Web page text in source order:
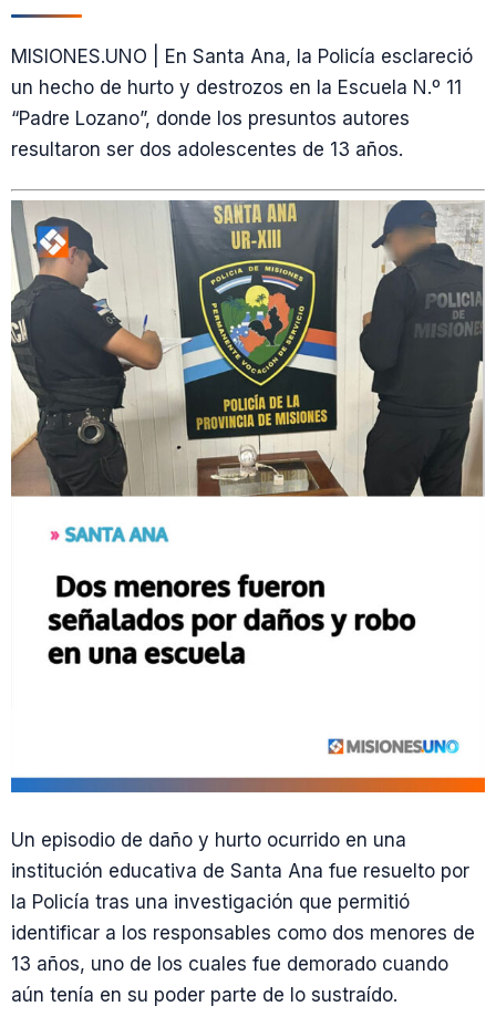
MISIONES.UNO | En Santa Ana, la Policía esclareció
un hecho de hurto y destrozos en la Escuela N.º 11
“Padre Lozano”, donde los presuntos autores
resultaron ser dos adolescentes de 13 años.
Un episodio de daño y hurto ocurrido en una
institución educativa de Santa Ana fue resuelto por
la Policía tras una investigación que permitió
identificar a los responsables como dos menores de
13 años, uno de los cuales fue demorado cuando
aún tenía en su poder parte de lo sustraído.